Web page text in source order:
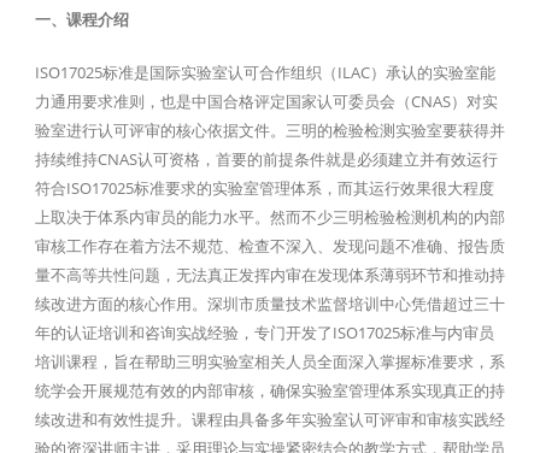
一、课程介绍
ISO17025标准是国际实验室认可合作组织（ILAC）承认的实验室能
力通用要求准则，也是中国合格评定国家认可委员会（CNAS）对实
验室进行认可评审的核心依据文件。三明的检验检测实验室要获得并
持续维持CNAS认可资格，首要的前提条件就是必须建立并有效运行
符合ISO17025标准要求的实验室管理体系，而其运行效果很大程度
上取决于体系内审员的能力水平。然而不少三明检验检测机构的内部
审核工作存在着方法不规范、检查不深入、发现问题不准确、报告质
量不高等共性问题，无法真正发挥内审在发现体系薄弱环节和推动持
续改进方面的核心作用。深圳市质量技术监督培训中心凭借超过三十
年的认证培训和咨询实战经验，专门开发了ISO17025标准与内审员
培训课程，旨在帮助三明实验室相关人员全面深入掌握标准要求，系
统学会开展规范有效的内部审核，确保实验室管理体系实现真正的持
续改进和有效性提升。课程由具备多年实验室认可评审和审核实践经
验的资深讲师主讲，采用理论与实操紧密结合的教学方式，帮助学员